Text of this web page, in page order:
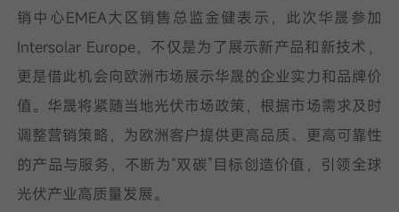
销中心EMEA大区销售总监金健表示，此次华晟参加
Intersolar Europe，不仅是为了展示新产品和新技术，
更是借此机会向欧洲市场展示华晟的企业实力和品牌价
值。华晟将紧随当地光伏市场政策，根据市场需求及时
调整营销策略，为欧洲客户提供更高品质、更高可靠性
的产品与服务，不断为“双碳”目标创造价值，引领全球
光伏产业高质量发展。